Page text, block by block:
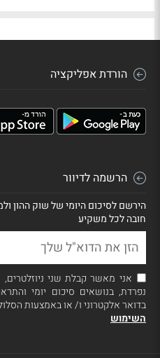
הורדת אפליקציה
הרשמה לדיוור
הירשם לסיכום היומי של שוק ההון
חובה לכל משקיע
אני מאשר קבלת שני
נפרדת, בנושאים סיכום יומי
בדואר אלקטרוני ו/ או באמצעות
השימוש